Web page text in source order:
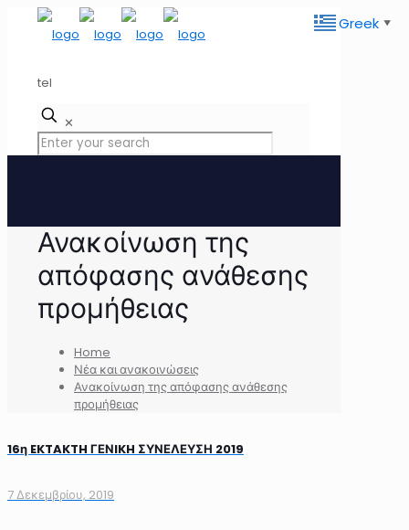
tel
✕
Ανακοίνωση της
απόφασης ανάθεσης
προμήθειας
Home
Νέα και ανακοινώσεις
Ανακοίνωση της απόφασης ανάθεσης
προμήθειας
16η EKTAKTH ΓΕΝIKH ΣΥΝΕΛΕΥΣΗ 2019
7 Δεκεμβρίου, 2019
Greek ▼